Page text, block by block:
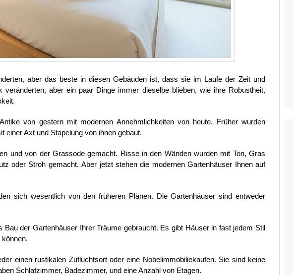
aber das beste in diesen Gebäuden ist, dass sie im Laufe der Zeit und
aber ein paar Dinge immer dieselbe blieben, wie ihre Robustheit,
von gestern mit modernen Annehmlichkeiten von heute. Früher wurden
einer Axt und Stapelung von ihnen gebaut.
und von der Grassode gemacht. Risse in den Wänden wurden mit Ton, Gras
oder Stroh gemacht. Aber jetzt stehen die modernen Gartenhäuser Ihnen auf
sich wesentlich von den früheren Plänen. Die Gartenhäuser sind entweder
der Gartenhäuser Ihrer Träume gebraucht. Es gibt Häuser in fast jedem Stil
einen rustikalen Zufluchtsort oder eine Nobelimmobiliekaufen. Sie sind keine
Schlafzimmer, Badezimmer, und eine Anzahl von Etagen.